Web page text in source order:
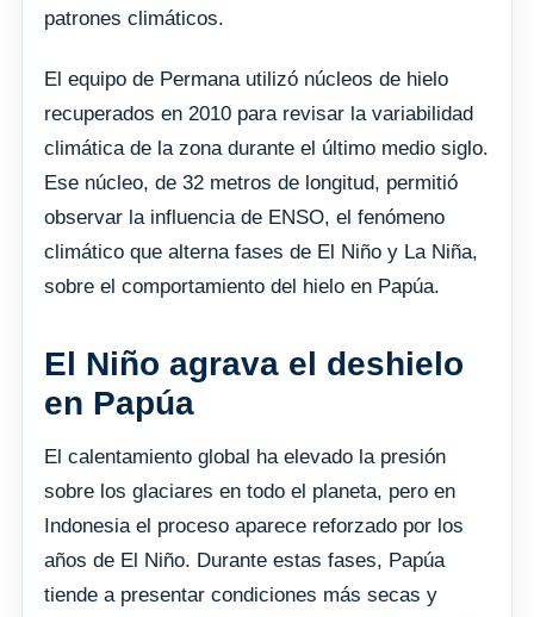
patrones climáticos.
El equipo de Permana utilizó núcleos de hielo
recuperados en 2010 para revisar la variabilidad
climática de la zona durante el último medio siglo.
Ese núcleo, de 32 metros de longitud, permitió
observar la influencia de ENSO, el fenómeno
climático que alterna fases de El Niño y La Niña,
sobre el comportamiento del hielo en Papúa.
El Niño agrava el deshielo
en Papúa
El calentamiento global ha elevado la presión
sobre los glaciares en todo el planeta, pero en
Indonesia el proceso aparece reforzado por los
años de El Niño. Durante estas fases, Papúa
tiende a presentar condiciones más secas y